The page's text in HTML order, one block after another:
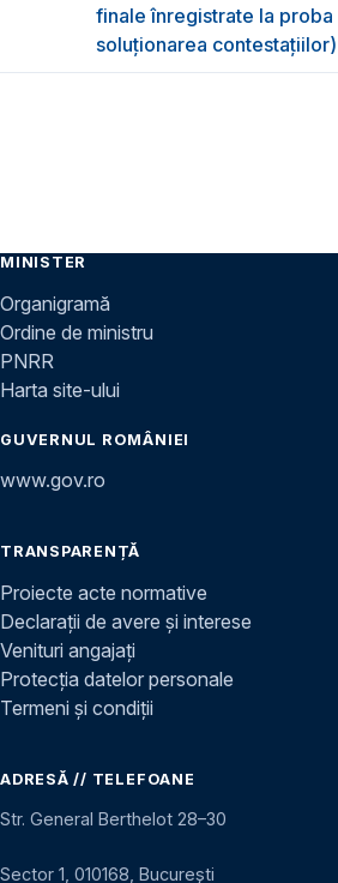
finale înregistrate la proba
soluționarea contestațiilor)
MINISTER
Organigramă
Ordine de ministru
PNRR
Harta site-ului
GUVERNUL ROMÂNIEI
www.gov.ro
TRANSPARENȚĂ
Proiecte acte normative
Declarații de avere și interese
Venituri angajați
Protecția datelor personale
Termeni și condiții
ADRESĂ // TELEFOANE
Str. General Berthelot 28–30
Sector 1, 010168, București